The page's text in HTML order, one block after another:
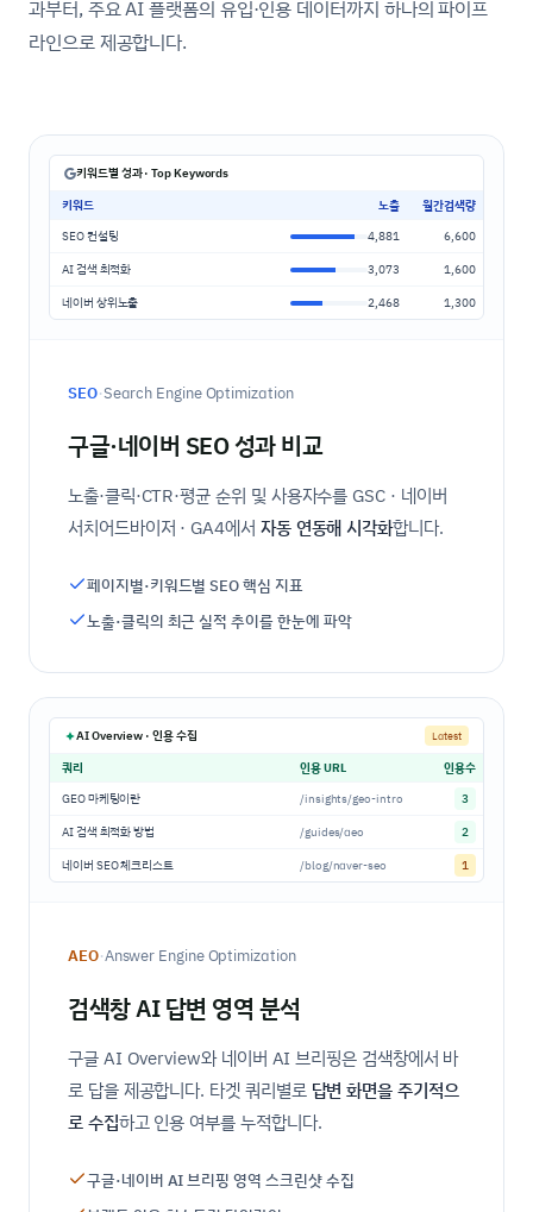
과부터, 주요 AI 플랫폼의 유입·인용 데이터까지 하나의 파이프
라인으로 제공합니다.
키워드별 성과 · Top Keywords
키워드
노출
월간검색량
SEO 컨설팅
4,881
6,600
AI 검색 최적화
3,073
1,600
네이버 상위노출
2,468 1,300
SEO·Search Engine Optimization
구글·네이버 SEO 성과 비교
노출·클릭·CTR·평균 순위 및 사용자수를 GSC · 네이버
서치어드바이저 · GA4에서 자동 연동해 시각화합니다.
페이지별·키워드별 SEO 핵심 지표
노출·클릭의 최근 실적 추이를 한눈에 파악
AI Overview · 인용 수집 Latest
쿼리 인용 URL
인용수
GEO 마케팅이란
/insights/geo-intro
3
AI 검색 최적화 방법
/guides/aeo
2
네이버 SEO 체크리스트
/blog/naver-seo 1
AEO·Answer Engine Optimization
검색창 AI 답변 영역 분석
구글 AI Overview와 네이버 AI 브리핑은 검색창에서 바
로 답을 제공합니다. 타겟 쿼리별로 답변 화면을 주기적으
로 수집하고 인용 여부를 누적합니다.
구글·네이버 AI 브리핑 영역 스크린샷 수집